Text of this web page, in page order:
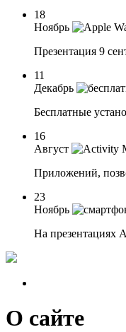
18
Ноябрь
Презентация 9
11
Декабрь
Бесплатные
16
Август
Приложений,
23
Ноябрь
На презентациях
О сайте